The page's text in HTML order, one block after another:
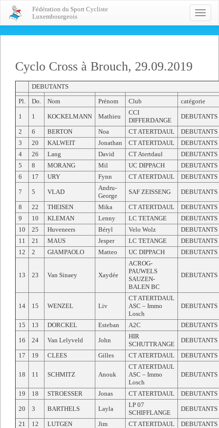
Toggle
Fédération du Sport Cycliste
Luxembourgeois
Cyclo Cross à Brouch, 29.09.2019
DEBUTANTS
Pl.
Do. Nom Prénom Club catégorie
1 1 KOCKELMANN Mathieu
CCI
DIFFERDANGE
DEBUTANTS
2 6 BERTON Noa CT ATERTDAUL
DEBUTANTS
3
20 KALWEIT Jonathan CT ATERTDAUL
DEBUTANTS
4
26 Lang David CT Atertdaul
DEBUTANTS
5
8 MORANG Mil UC DIPPACH
DEBUTANTS
6
17 URY Fynn CT ATERTDAUL DEBUTANTS
7 5 VLAD
Andru-
George
SAF ZEISSENG DEBUTANTS
8 22 THEISEN Mika CT ATERTDAUL
DEBUTANTS
9
10 KLEMAN Lenny LC TETANGE
DEBUTANTS
10
25 Huveneers Béryl Velo Wolz
DEBUTANTS
11
21 MAUS Jesper LC TETANGE
DEBUTANTS
12
2 GIAMPAOLO Matteo UC DIPPACH DEBUTANTS
13 23 Van Sinaey Xaydée
ACROG-
PAUWELS
SAUZEN-
BALEN BC
DEBUTANTS
14 15 WENZEL Liv
CT ATERTDAUL
ASC – Immo
Losch
DEBUTANTS
15 13 DORCKEL Esteban A2C DEBUTANTS
16 24 Van Lelyveld John
HIR
SCHUTTRANGE
DEBUTANTS
17 19 CLEES Gilles CT ATERTDAUL DEBUTANTS
18 11 SCHMITZ Anouk
CT ATERTDAUL
ASC – Immo
Losch
DEBUTANTS
19 18 STROESSER Jonas CT ATERTDAUL DEBUTANTS
20 3 BARTHELS Layla
LP 07
SCHIFFLANGE
DEBUTANTS
21 12 LUTGEN Jim CT ATERTDAUL
DEBUTANTS